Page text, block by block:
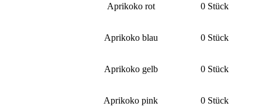
Aprikoko rot 0 Stück
Aprikoko blau 0 Stück
Aprikoko gelb 0 Stück
Aprikoko pink 0 Stück